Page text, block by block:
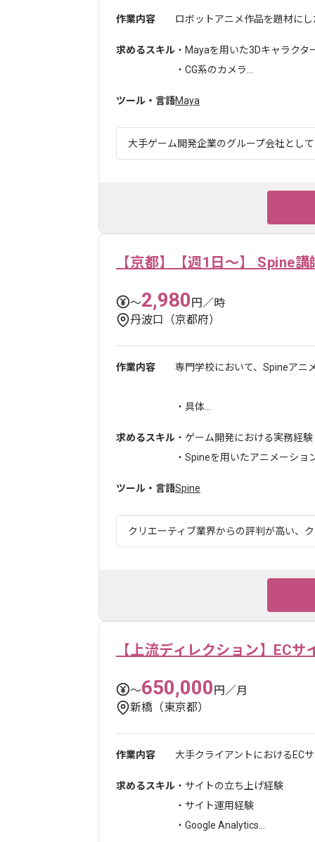
作業内容 ロボットアニメ作品を題材に
求めるスキル ・Mayaを用いた3Dキャラク
・CG系のカメラ...
ツール・言語Maya
大手ゲーム開発企業のグループ会社とし
【京都】【週1日～】 Spine講
〜2,980円／時
丹波口（京都府）
作業内容 専門学校において、Spineアニ
・具体...
求めるスキル ・ゲーム開発における実務経験
・Spineを用いたアニメーショ
ツール・言語Spine
クリエーティブ業界からの評判が高い、
【上流ディレクション】EC
〜650,000円／月
新橋（東京都）
作業内容 大手クライアントにおけるEC
求めるスキル ・サイトの立ち上げ経験
・サイト運用経験
・Google Analytics...